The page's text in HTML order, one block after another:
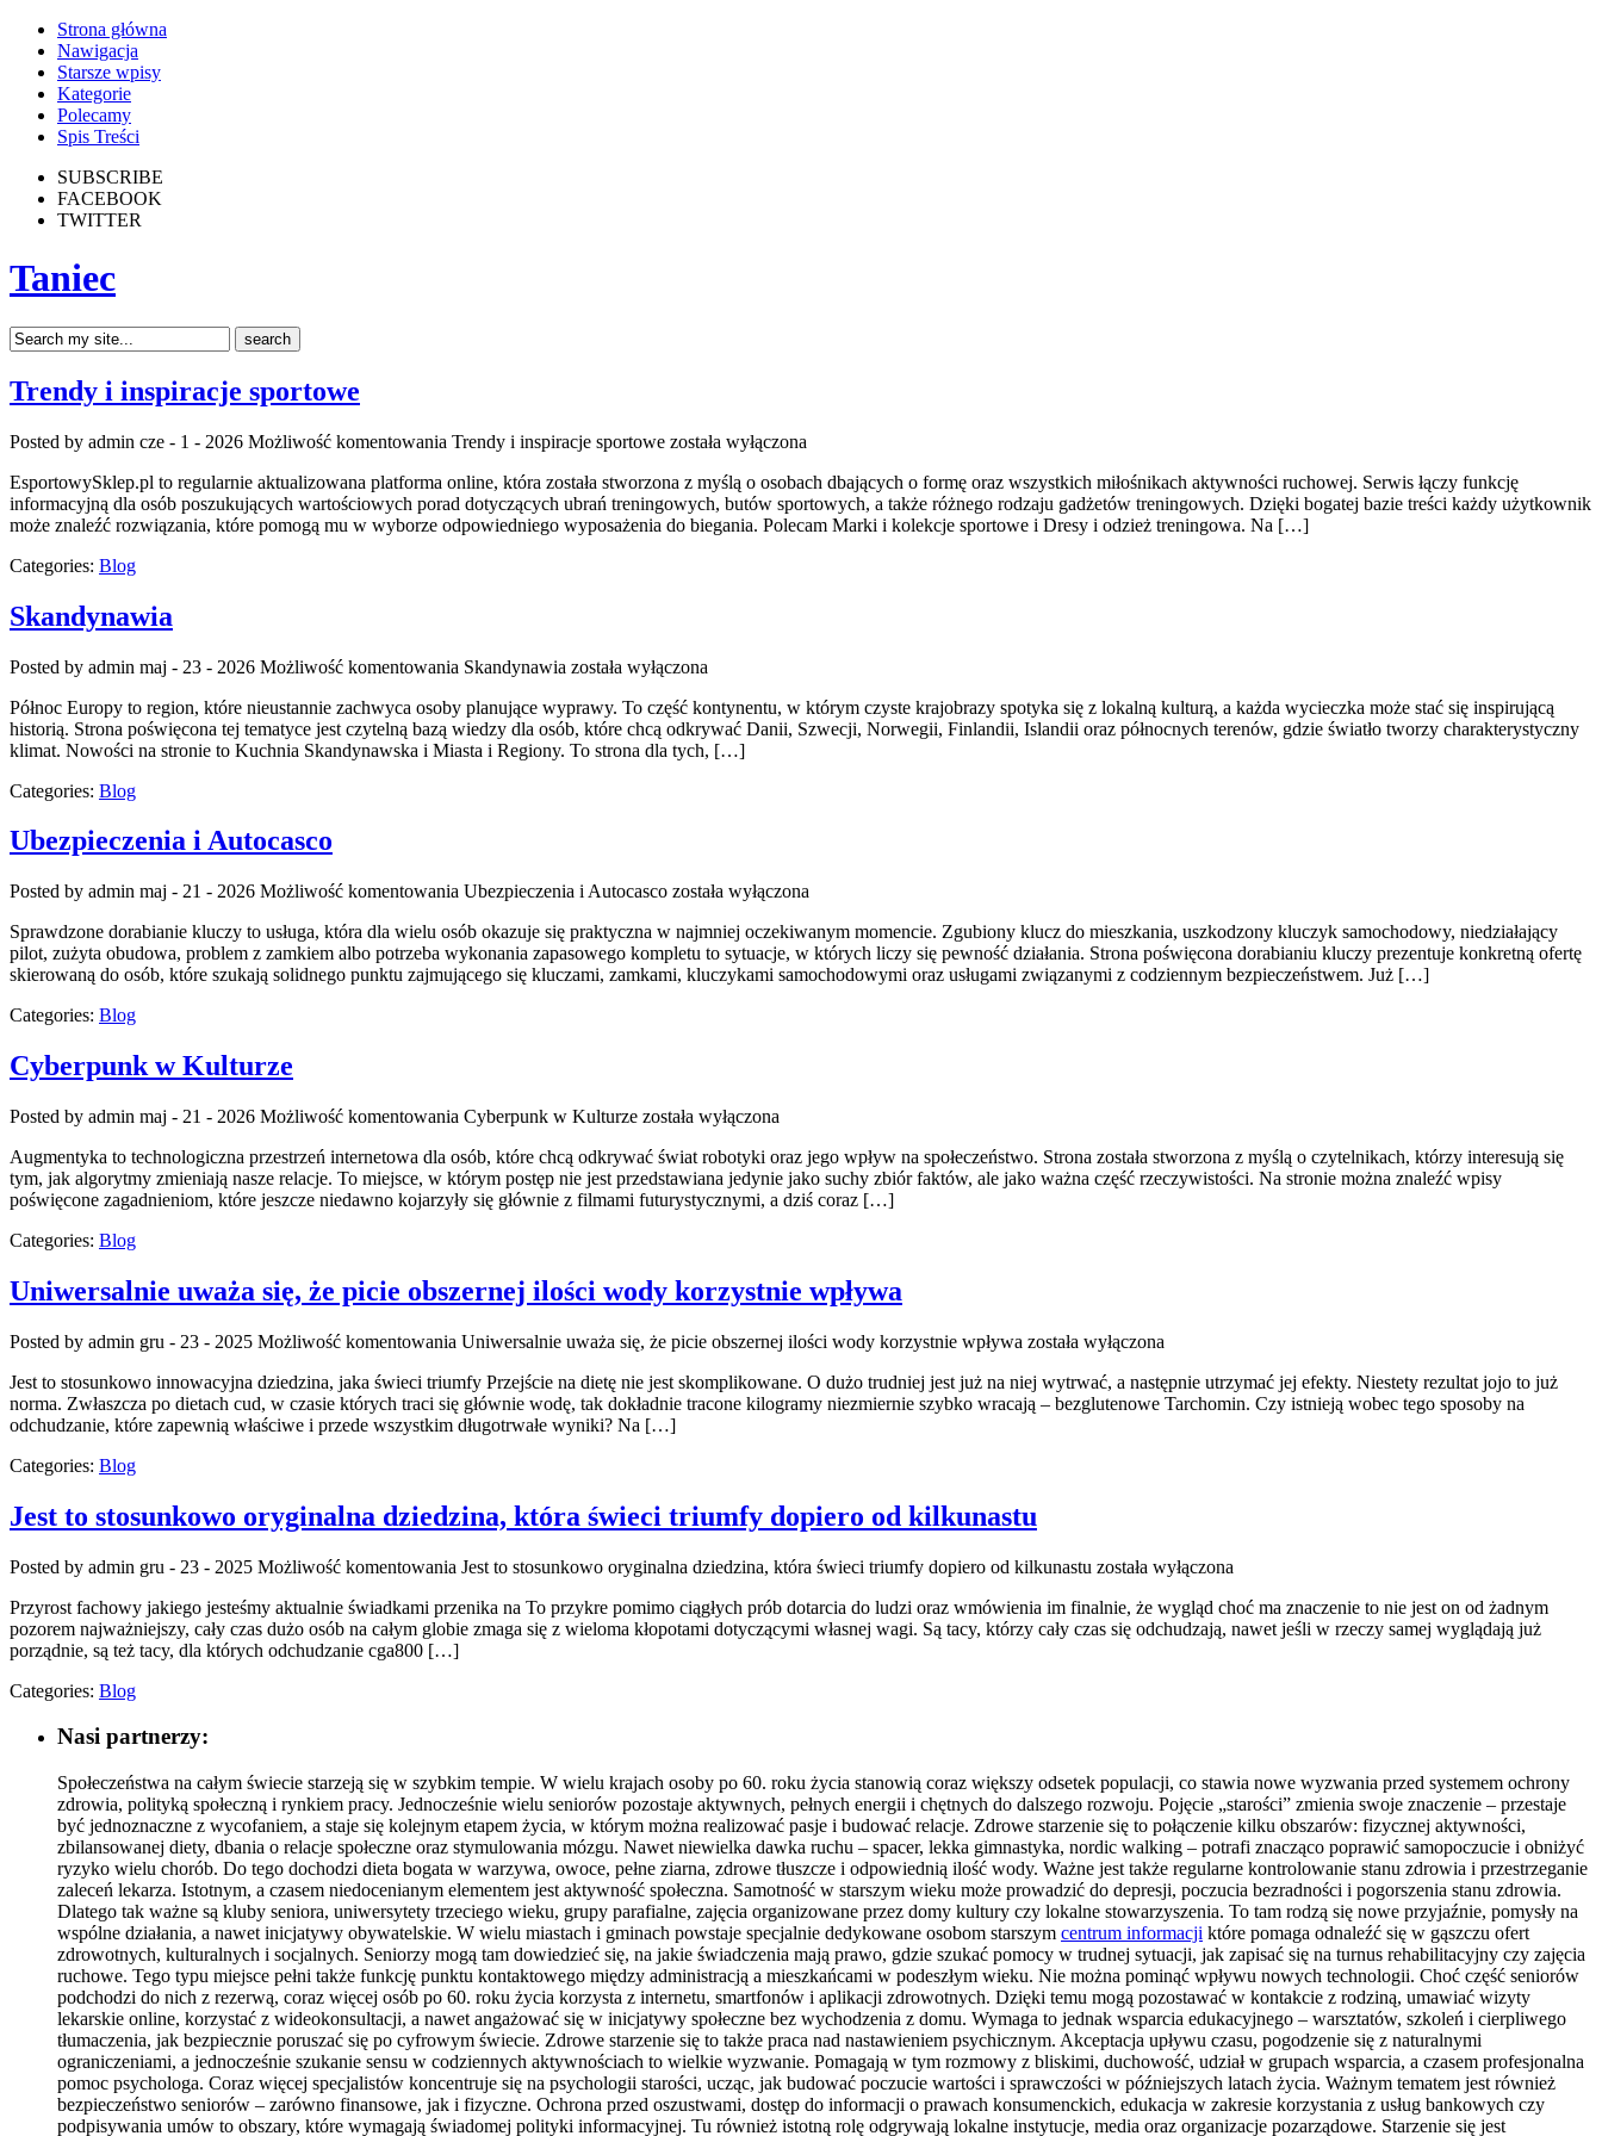
Strona główna
Nawigacja
Starsze wpisy
Kategorie
Polecamy
Spis Treści
SUBSCRIBE
FACEBOOK
TWITTER
Taniec
Trendy i inspiracje sportowe
Posted by admin cze - 1 - 2026 Możliwość komentowania Trendy i inspiracje sportowe została wyłączona
EsportowySklep.pl to regularnie aktualizowana platforma online, która została stworzona z myślą o osobach dbających o formę oraz wszystkich miłośnikach aktywności ruchowej. Serwis łączy funkcję
informacyjną dla osób poszukujących wartościowych porad dotyczących ubrań treningowych, butów sportowych, a także różnego rodzaju gadżetów treningowych. Dzięki bogatej bazie treści każdy użytkownik
może znaleźć rozwiązania, które pomogą mu w wyborze odpowiedniego wyposażenia do biegania. Polecam Marki i kolekcje sportowe i Dresy i odzież treningowa. Na […]
Categories: Blog
Skandynawia
Posted by admin maj - 23 - 2026 Możliwość komentowania Skandynawia została wyłączona
Północ Europy to region, które nieustannie zachwyca osoby planujące wyprawy. To część kontynentu, w którym czyste krajobrazy spotyka się z lokalną kulturą, a każda wycieczka może stać się inspirującą
historią. Strona poświęcona tej tematyce jest czytelną bazą wiedzy dla osób, które chcą odkrywać Danii, Szwecji, Norwegii, Finlandii, Islandii oraz północnych terenów, gdzie światło tworzy charakterystyczny
klimat. Nowości na stronie to Kuchnia Skandynawska i Miasta i Regiony. To strona dla tych, […]
Categories: Blog
Ubezpieczenia i Autocasco
Posted by admin maj - 21 - 2026 Możliwość komentowania Ubezpieczenia i Autocasco została wyłączona
Sprawdzone dorabianie kluczy to usługa, która dla wielu osób okazuje się praktyczna w najmniej oczekiwanym momencie. Zgubiony klucz do mieszkania, uszkodzony kluczyk samochodowy, niedziałający
pilot, zużyta obudowa, problem z zamkiem albo potrzeba wykonania zapasowego kompletu to sytuacje, w których liczy się pewność działania. Strona poświęcona dorabianiu kluczy prezentuje konkretną ofertę
skierowaną do osób, które szukają solidnego punktu zajmującego się kluczami, zamkami, kluczykami samochodowymi oraz usługami związanymi z codziennym bezpieczeństwem. Już […]
Categories: Blog
Cyberpunk w Kulturze
Posted by admin maj - 21 - 2026 Możliwość komentowania Cyberpunk w Kulturze została wyłączona
Augmentyka to technologiczna przestrzeń internetowa dla osób, które chcą odkrywać świat robotyki oraz jego wpływ na społeczeństwo. Strona została stworzona z myślą o czytelnikach, którzy interesują się
tym, jak algorytmy zmieniają nasze relacje. To miejsce, w którym postęp nie jest przedstawiana jedynie jako suchy zbiór faktów, ale jako ważna część rzeczywistości. Na stronie można znaleźć wpisy
poświęcone zagadnieniom, które jeszcze niedawno kojarzyły się głównie z filmami futurystycznymi, a dziś coraz […]
Categories: Blog
Uniwersalnie uważa się, że picie obszernej ilości wody korzystnie wpływa
Posted by admin gru - 23 - 2025 Możliwość komentowania Uniwersalnie uważa się, że picie obszernej ilości wody korzystnie wpływa została wyłączona
Jest to stosunkowo innowacyjna dziedzina, jaka świeci triumfy Przejście na dietę nie jest skomplikowane. O dużo trudniej jest już na niej wytrwać, a następnie utrzymać jej efekty. Niestety rezultat jojo to już
norma. Zwłaszcza po dietach cud, w czasie których traci się głównie wodę, tak dokładnie tracone kilogramy niezmiernie szybko wracają – bezglutenowe Tarchomin. Czy istnieją wobec tego sposoby na
odchudzanie, które zapewnią właściwe i przede wszystkim długotrwałe wyniki? Na […]
Categories: Blog
Jest to stosunkowo oryginalna dziedzina, która świeci triumfy dopiero od kilkunastu
Posted by admin gru - 23 - 2025 Możliwość komentowania Jest to stosunkowo oryginalna dziedzina, która świeci triumfy dopiero od kilkunastu została wyłączona
Przyrost fachowy jakiego jesteśmy aktualnie świadkami przenika na To przykre pomimo ciągłych prób dotarcia do ludzi oraz wmówienia im finalnie, że wygląd choć ma znaczenie to nie jest on od żadnym
pozorem najważniejszy, cały czas dużo osób na całym globie zmaga się z wieloma kłopotami dotyczącymi własnej wagi. Są tacy, którzy cały czas się odchudzają, nawet jeśli w rzeczy samej wyglądają już
porządnie, są też tacy, dla których odchudzanie cga800 […]
Categories: Blog
Nasi partnerzy:
Społeczeństwa na całym świecie starzeją się w szybkim tempie. W wielu krajach osoby po 60. roku życia stanowią coraz większy odsetek populacji, co stawia nowe wyzwania przed systemem ochrony
zdrowia, polityką społeczną i rynkiem pracy. Jednocześnie wielu seniorów pozostaje aktywnych, pełnych energii i chętnych do dalszego rozwoju. Pojęcie „starości” zmienia swoje znaczenie – przestaje
być jednoznaczne z wycofaniem, a staje się kolejnym etapem życia, w którym można realizować pasje i budować relacje. Zdrowe starzenie się to połączenie kilku obszarów: fizycznej aktywności,
zbilansowanej diety, dbania o relacje społeczne oraz stymulowania mózgu. Nawet niewielka dawka ruchu – spacer, lekka gimnastyka, nordic walking – potrafi znacząco poprawić samopoczucie i obniżyć
ryzyko wielu chorób. Do tego dochodzi dieta bogata w warzywa, owoce, pełne ziarna, zdrowe tłuszcze i odpowiednią ilość wody. Ważne jest także regularne kontrolowanie stanu zdrowia i przestrzeganie
zaleceń lekarza. Istotnym, a czasem niedocenianym elementem jest aktywność społeczna. Samotność w starszym wieku może prowadzić do depresji, poczucia bezradności i pogorszenia stanu zdrowia.
Dlatego tak ważne są kluby seniora, uniwersytety trzeciego wieku, grupy parafialne, zajęcia organizowane przez domy kultury czy lokalne stowarzyszenia. To tam rodzą się nowe przyjaźnie, pomysły na
wspólne działania, a nawet inicjatywy obywatelskie. W wielu miastach i gminach powstaje specjalnie dedykowane osobom starszym centrum informacji które pomaga odnaleźć się w gąszczu ofert
zdrowotnych, kulturalnych i socjalnych. Seniorzy mogą tam dowiedzieć się, na jakie świadczenia mają prawo, gdzie szukać pomocy w trudnej sytuacji, jak zapisać się na turnus rehabilitacyjny czy zajęcia
ruchowe. Tego typu miejsce pełni także funkcję punktu kontaktowego między administracją a mieszkańcami w podeszłym wieku. Nie można pominąć wpływu nowych technologii. Choć część seniorów
podchodzi do nich z rezerwą, coraz więcej osób po 60. roku życia korzysta z internetu, smartfonów i aplikacji zdrowotnych. Dzięki temu mogą pozostawać w kontakcie z rodziną, umawiać wizyty
lekarskie online, korzystać z wideokonsultacji, a nawet angażować się w inicjatywy społeczne bez wychodzenia z domu. Wymaga to jednak wsparcia edukacyjnego – warsztatów, szkoleń i cierpliwego
tłumaczenia, jak bezpiecznie poruszać się po cyfrowym świecie. Zdrowe starzenie się to także praca nad nastawieniem psychicznym. Akceptacja upływu czasu, pogodzenie się z naturalnymi
ograniczeniami, a jednocześnie szukanie sensu w codziennych aktywnościach to wielkie wyzwanie. Pomagają w tym rozmowy z bliskimi, duchowość, udział w grupach wsparcia, a czasem profesjonalna
pomoc psychologa. Coraz więcej specjalistów koncentruje się na psychologii starości, ucząc, jak budować poczucie wartości i sprawczości w późniejszych latach życia. Ważnym tematem jest również
bezpieczeństwo seniorów – zarówno finansowe, jak i fizyczne. Ochrona przed oszustwami, dostęp do informacji o prawach konsumenckich, edukacja w zakresie korzystania z usług bankowych czy
podpisywania umów to obszary, które wymagają świadomej polityki informacyjnej. Tu również istotną rolę odgrywają lokalne instytucje, media oraz organizacje pozarządowe. Starzenie się jest